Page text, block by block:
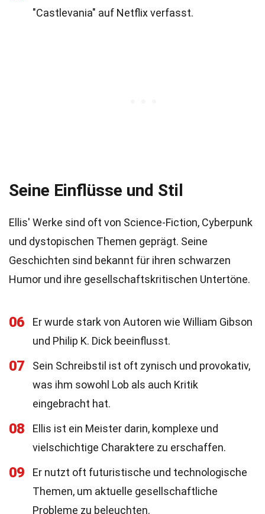
"Castlevania" auf Netflix verfasst.
Seine Einflüsse und Stil
Ellis' Werke sind oft von Science-Fiction, Cyberpunk
und dystopischen Themen geprägt. Seine
Geschichten sind bekannt für ihren schwarzen
Humor und ihre gesellschaftskritischen Untertöne.
06
Er wurde stark von Autoren wie William Gibson
und Philip K. Dick beeinflusst.
07
Sein Schreibstil ist oft zynisch und provokativ,
was ihm sowohl Lob als auch Kritik
eingebracht hat.
08
Ellis ist ein Meister darin, komplexe und
vielschichtige Charaktere zu erschaffen.
09
Er nutzt oft futuristische und technologische
Themen, um aktuelle gesellschaftliche
Probleme zu beleuchten.